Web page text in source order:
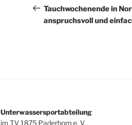
Beitrag
Tauchwochenende in
anspruchsvoll und
Unterwassersportabteilung
im TV 1875 Paderborn e. V.